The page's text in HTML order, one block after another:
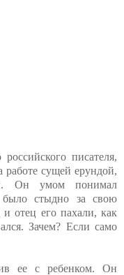
писателя,
работе сущей ерундой,
Он умом понимал
было стыдно за свою
отец его пахали, как
Зачем? Если само
ее с ребенком. Он